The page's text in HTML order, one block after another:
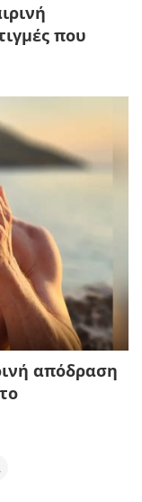
που
απόδραση